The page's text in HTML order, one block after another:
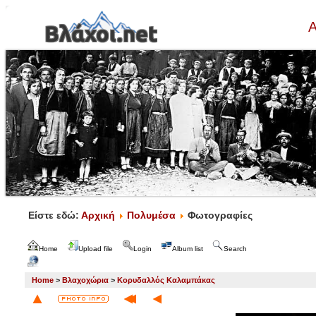
Είστε εδώ: Αρχική Πολυμέσα Φωτογραφίες
Home Upload file Login Album list Search
Home > Βλαχοχώρια > Κορυδαλλός Καλαμπάκας